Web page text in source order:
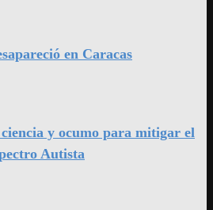
en Caracas
y ocumo para mitigar el
Autista